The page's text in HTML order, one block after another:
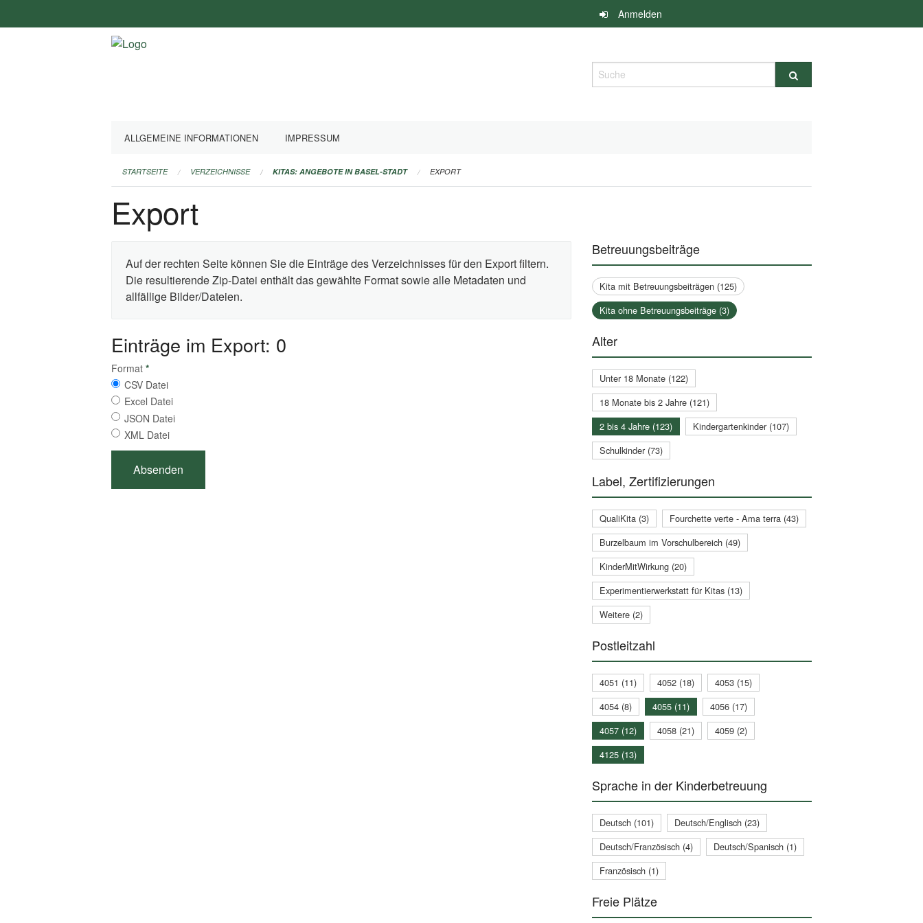
überspringen
Anmelden
Suche
ALLGEMEINE INFORMATIONEN IMPRESSUM
STARTSEITE VERZEICHNISSE KITAS: ANGEBOTE IN BASEL-STADT EXPORT
Export
Auf der rechten Seite können Sie die Einträge des Verzeichnisses für den Export filtern.
Die resultierende Zip-Datei enthält das gewählte Format sowie alle Metadaten und
allfällige Bilder/Dateien.
Einträge im Export: 0
Format *
CSV Datei
Excel Datei
JSON Datei
XML Datei
Betreuungsbeiträge
Kita mit Betreuungsbeiträgen (125)
Kita ohne Betreuungsbeiträge (3)
Alter
Unter 18 Monate (122)
18 Monate bis 2 Jahre (121)
2 bis 4 Jahre (123)
Kindergartenkinder (107)
Schulkinder (73)
Label, Zertifizierungen
QualiKita (3)
Fourchette verte - Ama terra (43)
Burzelbaum im Vorschulbereich (49)
KinderMitWirkung (20)
Experimentierwerkstatt für Kitas (13)
Weitere (2)
Postleitzahl
4051 (11) 4052 (18)
4053 (15)
4054 (8)
4055 (11)
4056 (17)
4057 (12)
4058 (21)
4059 (2)
4125 (13)
Sprache in der Kinderbetreuung
Deutsch (101)
Deutsch/Englisch (23)
Deutsch/Französisch (4)
Deutsch/Spanisch (1)
Französisch (1)
Freie Plätze